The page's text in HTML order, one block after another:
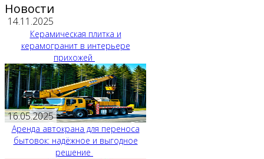
Новости
14.11.2025
Керамическая плитка и
керамогранит в интерьере
прихожей
16.05.2025
Аренда автокрана для переноса
бытовок: надёжное и выгодное
решение